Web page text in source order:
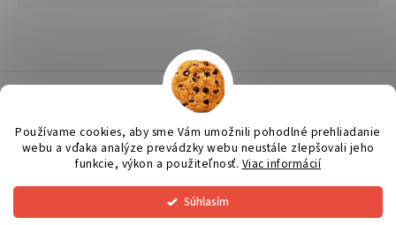
Používame cookies, aby sme Vám umožnili pohodlné prehliadanie
webu a vďaka analýze prevádzky webu neustále zlepšovali jeho
funkcie, výkon a použiteľnosť. Viac informácií
Súhlasím
Vytvoril Shoptet
Copyright 2026STAR Martial Arts Shop . Všetky práva vyhradené.
Upraviť nastavenie cookies